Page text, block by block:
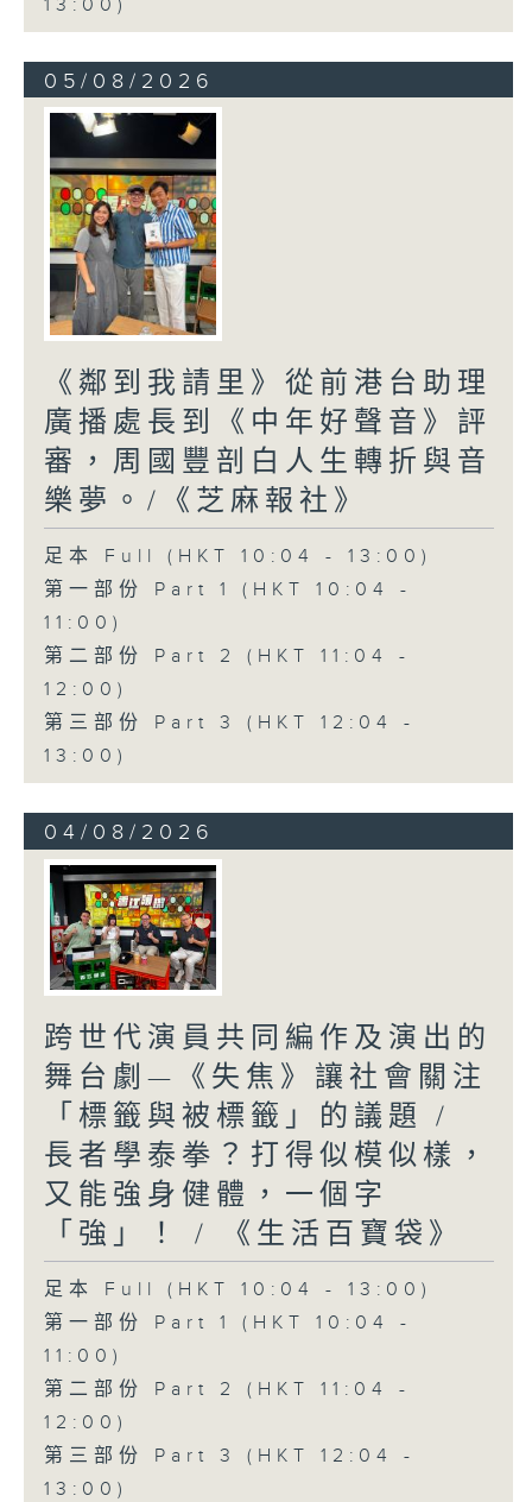
13:00)
05/08/2026
《鄰到我請里》從前港台助理
廣播處長到《中年好聲音》評
審，周國豐剖白人生轉折與音
樂夢。/《芝麻報社》
足本 Full (HKT 10:04 - 13:00)
第一部份 Part 1 (HKT 10:04 -
11:00)
第二部份 Part 2 (HKT 11:04 -
12:00)
第三部份 Part 3 (HKT 12:04 -
13:00)
04/08/2026
跨世代演員共同編作及演出的
舞台劇—《失焦》讓社會關注
「標籤與被標籤」的議題 /
長者學泰拳？打得似模似樣，
又能強身健體，一個字
「強」！ / 《生活百寶袋》
足本 Full (HKT 10:04 - 13:00)
第一部份 Part 1 (HKT 10:04 -
11:00)
第二部份 Part 2 (HKT 11:04 -
12:00)
第三部份 Part 3 (HKT 12:04 -
13:00)